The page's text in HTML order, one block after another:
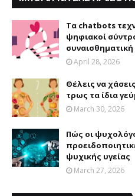
Τα chatbots
ψηφιακοί
April 28, 2026
Θέλεις να
τρως τα ίδια
March 30, 2026
Πώς οι
ψυχικής υγείας
March 27, 2026